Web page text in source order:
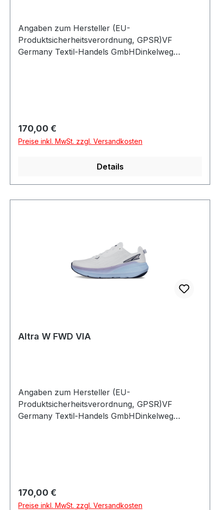
Angaben zum Hersteller (EU-
Produktsicherheitsverordnung, GPSR)VF
Germany Textil-Handels GmbHDinkelweg
Regulärer Preis:
170,00 €
Preise inkl. MwSt. zzgl. Versandkosten
Details
Altra W FWD VIA
Angaben zum Hersteller (EU-
Produktsicherheitsverordnung, GPSR)VF
Germany Textil-Handels GmbHDinkelweg
Regulärer Preis:
170,00 €
Preise inkl. MwSt. zzgl. Versandkosten